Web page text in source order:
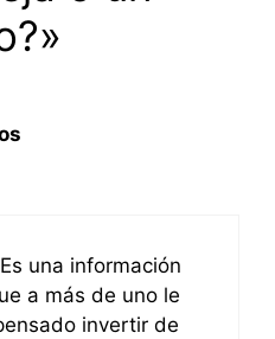
una información
a más de uno le
invertir de